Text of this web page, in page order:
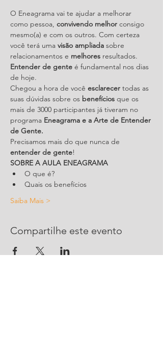
O Eneagrama vai te ajudar a melhorar
como pessoa, convivendo melhor consigo
mesmo(a) e com os outros. Com certeza
você terá uma visão ampliada sobre
relacionamentos e melhores resultados.
Entender de gente é fundamental nos dias
de hoje.
Chegou a hora de você esclarecer todas as
suas dúvidas sobre os benefícios que os
mais de 3000 participantes já tiveram no
programa Eneagrama e a Arte de Entender
de Gente.
Precisamos mais do que nunca de
entender de gente!
SOBRE A AULA ENEAGRAMA
O que é?
Quais os benefícios
Saiba Mais >
Compartilhe este evento